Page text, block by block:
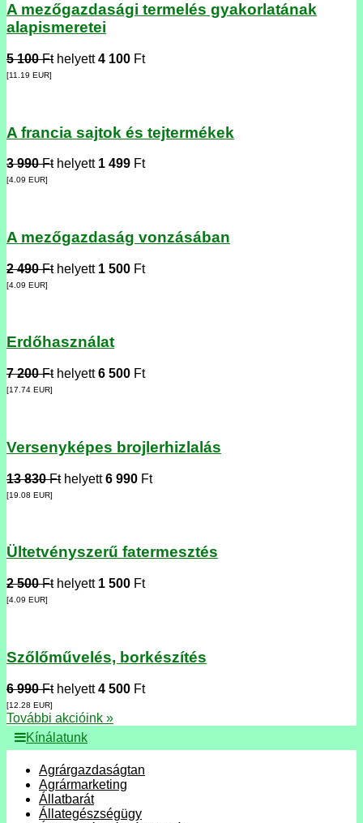
A mezőgazdasági termelés gyakorlatának
alapismeretei
5 100 Fthelyett4 100 Ft
[11.19 EUR]
A francia sajtok és tejtermékek
3 990 Fthelyett 1 499 Ft
[4.09 EUR]
A mezőgazdaság vonzásában
2 490 Fthelyett 1 500 Ft
[4.09 EUR]
Erdőhasználat
7 200 Fthelyett6 500 Ft
[17.74 EUR]
Versenyképes brojlerhizlalás
13 830 Fthelyett6 990 Ft
[19.08 EUR]
Ültetvényszerű fatermesztés
2 500 Fthelyett 1 500 Ft
[4.09 EUR]
Szőlőművelés, borkészítés
6 990 Fthelyett4 500 Ft
[12.28 EUR]
További akcióink »
Kínálatunk
Agrárgazdaságtan
Agrármarketing
Állatbarát
Állategészségügy